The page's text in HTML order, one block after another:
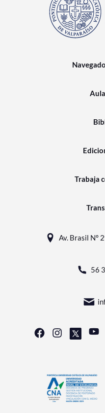
Trabaja
Av. Brasil N°
56